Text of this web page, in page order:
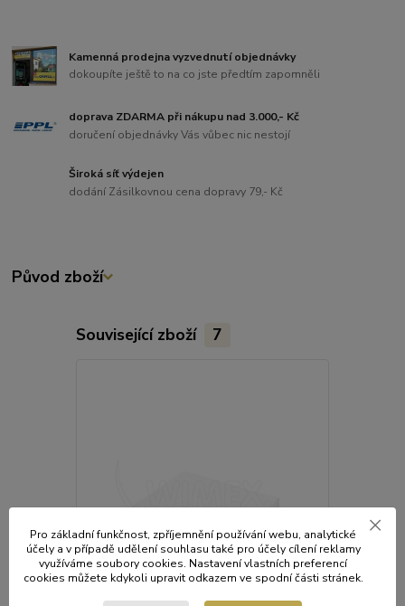
Kamenná prodejna vyzvednutí objednávky
dokoupíte ještě to na co jste předtím zapomněli
doprava ZDARMA při nákupu nad 3.000,- Kč
doručení objednávky Vás vůbec nic nestojí
Široká síť výdejen
dodání Zásilkovnou cena dopravy 79,- Kč
Původ zboží
Související zboží 7
Pro základní funkčnost, zpříjemnění používání webu, analytické
účely a v případě udělení souhlasu také pro účely cílení reklamy
využíváme soubory cookies. Nastavení vlastních preferencí
cookies můžete kdykoli upravit odkazem ve spodní části stránek.